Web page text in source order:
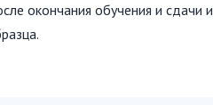
окончания обучения и сдачи